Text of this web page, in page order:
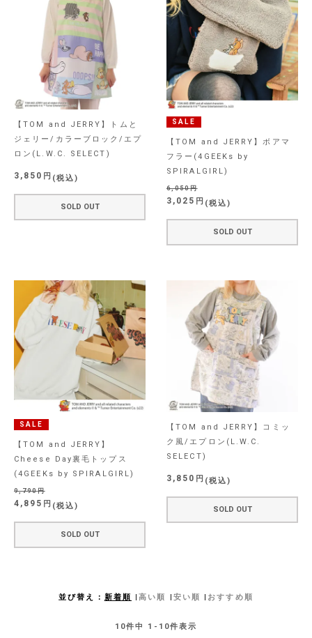
【TOM and JERRY】トムと
ジェリー/カラーブロック/エプ
ロン(L.W.C. SELECT)
3,850 税込
SOLD OUT
SALE
【TOM and JERRY】ボアマ
フラー(4GEEKs by
SPIRALGIRL)
6,050
3,025 税込
SOLD OUT
SALE
【TOM and JERRY】
Cheese Day裏毛トップス
(4GEEKs by SPIRALGIRL)
9,790
4,895 税込
SOLD OUT
【TOM and JERRY】コミッ
ク風/エプロン(L.W.C.
SELECT)
3,850 税込
SOLD OUT
並び替え 新着順 高い順 安い順 おすすめ順
10件中 1 - 10件表示